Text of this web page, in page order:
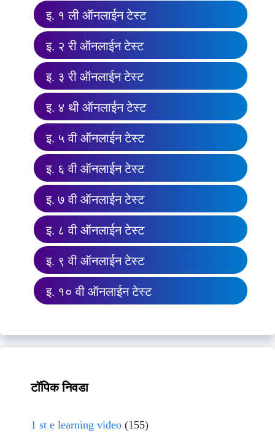
इ. १ ली ऑनलाईन टेस्ट
इ. २ री ऑनलाईन टेस्ट
इ. ३ री ऑनलाईन टेस्ट
इ. ४ थी ऑनलाईन टेस्ट
इ. ५ वी ऑनलाईन टेस्ट
इ. ६ वी ऑनलाईन टेस्ट
इ. ७ वी ऑनलाईन टेस्ट
इ. ८ वी ऑनलाईन टेस्ट
इ. ९ वी ऑनलाईन टेस्ट
इ. १० वी ऑनलाईन टेस्ट
टॉपिक निवडा
1 st e learning video (155)